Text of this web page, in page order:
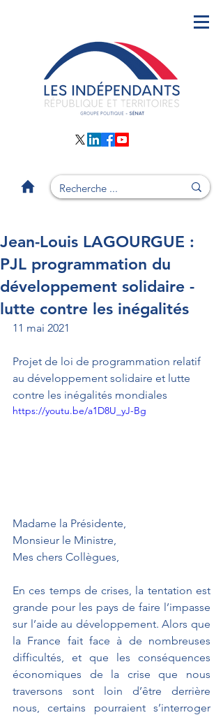
Jean-Louis LAGOURGUE :
PJL programmation du
développement solidaire -
lutte contre les inégalités
11 mai 2021
Projet de loi de programmation relatif
au développement solidaire et lutte
contre les inégalités mondiales
https://youtu.be/a1D8U_yJ-Bg
Madame la Présidente,
Monsieur le Ministre,
Mes chers Collègues,
En ces temps de crises, la tentation est
grande pour les pays de faire l’impasse
sur l’aide au développement. Alors que
la France fait face à de nombreuses
difficultés, et que les conséquences
économiques de la crise que nous
traversons sont loin d’être derrière
nous, certains pourraient s’interroger